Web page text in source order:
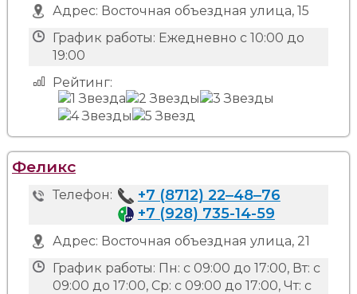
Адрес: Восточная объездная улица, 15
График работы: Ежедневно с 10:00 до
19:00
Рейтинг:
Феликс
Телефон:
+7 (8712) 22‒48‒76
+7 (928) 735-14-59
Адрес: Восточная объездная улица, 21
График работы: Пн: с 09:00 до 17:00, Вт: с
09:00 до 17:00, Ср: с 09:00 до 17:00, Чт: с